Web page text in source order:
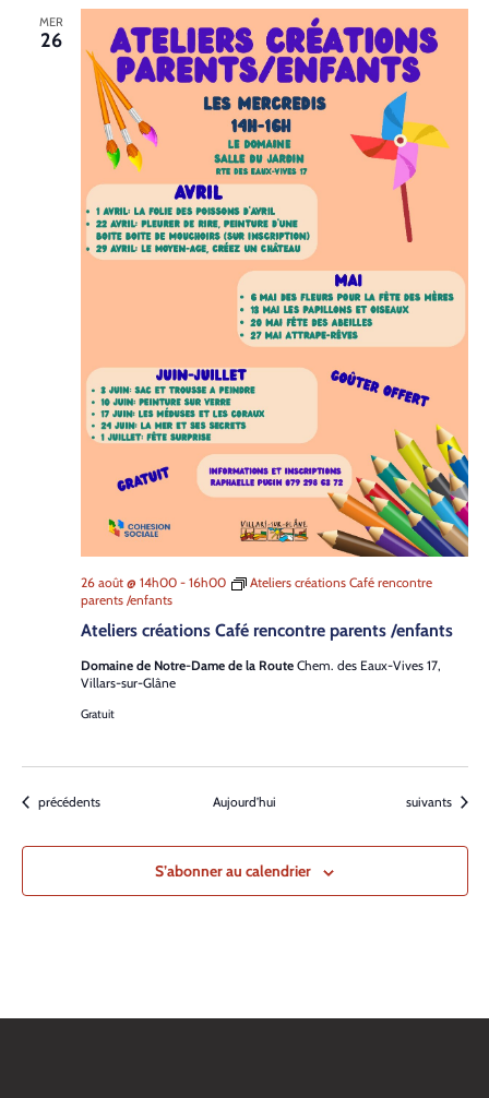
MER
26
Ateliers créations Café rencontre parents /enfants
26 août @ 14h00- 16h00
Ateliers créations Café rencontre
parents /enfants
Domaine de Notre-Dame de la Route Chem. des Eaux-Vives 17,
Villars-sur-Glâne
Gratuit
Évènements
précédents Aujourd’hui Évènements
suivants
S’abonner au calendrier